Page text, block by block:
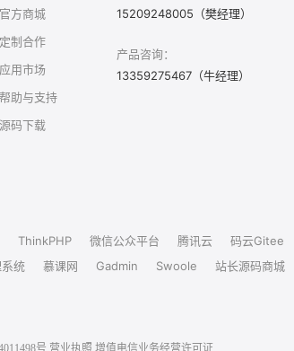
官方商城
定制合作
应用市场
帮助与支持
源码下载
15209248005（樊经理）
产品咨询：
13359275467（牛经理）
ThinkPHP 微信公众平台 腾讯云 码云Gitee
统 慕课网 Gadmin Swoole 站长源码商城
号 营业执照 增值电信业务经营许可证